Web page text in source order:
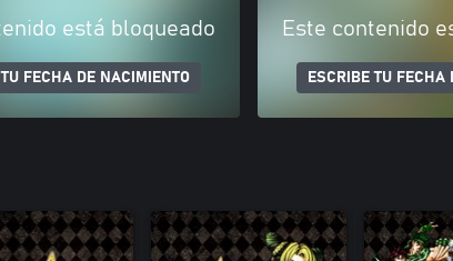
está bloqueado
FECHA DE NACIMIENTO
Este contenido
ESCRIBE TU FECHA